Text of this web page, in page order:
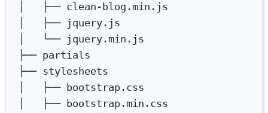
├── clean-blog.min.js
├── jquery.js
└── jquery.min.js
├── partials
├── stylesheets
├──
bootstrap.css
├──
bootstrap.min.css